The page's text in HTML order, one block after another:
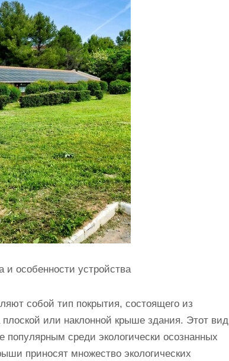
особенности устройства
собой тип покрытия, состоящего из
плоской или наклонной крыше здания. Этот вид
популярным среди экологически осознанных
приносят множество экологических